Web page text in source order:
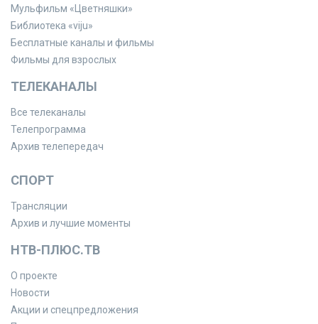
Мульфильм «Цветняшки»
Библиотека «viju»
Бесплатные каналы и фильмы
Фильмы для взрослых
ТЕЛЕКАНАЛЫ
Все телеканалы
Телепрограмма
Архив телепередач
СПОРТ
Трансляции
Архив и лучшие моменты
НТВ-ПЛЮС.ТВ
О проекте
Новости
Акции и спецпредложения